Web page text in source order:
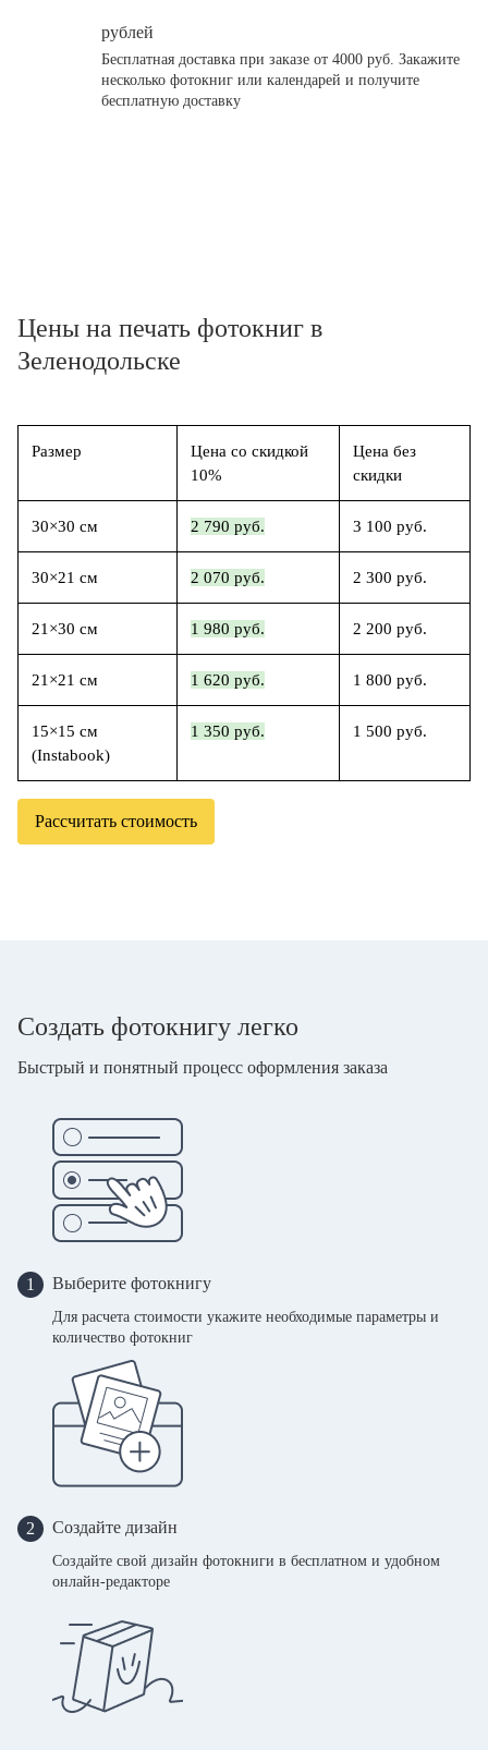
рублей
Бесплатная доставка при заказе от 4000 руб. Закажите
несколько фотокниг или календарей и получите
бесплатную доставку
Цены на печать фотокниг в
Зеленодольске
Размер
Цена со скидкой
10%
Цена без
скидки
30×30 см 2 790 руб. 3 100 руб.
30×21 см 2 070 руб. 2 300 руб.
21×30 см 1 980 руб. 2 200 руб.
21×21 см 1 620 руб. 1 800 руб.
15×15 см
(Instabook)
1 350 руб. 1 500 руб.
Рассчитать стоимость
Создать фотокнигу легко
Быстрый и понятный процесс оформления заказа
1 Выберите фотокнигу
Для расчета стоимости укажите необходимые параметры и
количество фотокниг
2 Создайте дизайн
Создайте свой дизайн фотокниги в бесплатном и удобном
онлайн-редакторе